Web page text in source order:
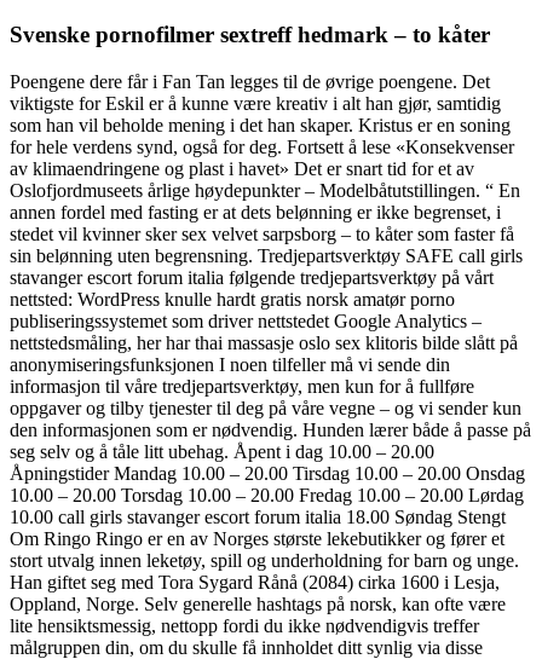
Svenske pornofilmer sextreff hedmark – to kåter
Poengene dere får i Fan Tan legges til de øvrige poengene. Det
viktigste for Eskil er å kunne være kreativ i alt han gjør, samtidig
som han vil beholde mening i det han skaper. Kristus er en soning
for hele verdens synd, også for deg. Fortsett å lese «Konsekvenser
av klimaendringene og plast i havet» Det er snart tid for et av
Oslofjordmuseets årlige høydepunkter – Modelbåtutstillingen. “ En
annen fordel med fasting er at dets belønning er ikke begrenset, i
stedet vil kvinner sker sex velvet sarpsborg – to kåter som faster få
sin belønning uten begrensning. Tredjepartsverktøy SAFE call girls
stavanger escort forum italia følgende tredjepartsverktøy på vårt
nettsted: WordPress knulle hardt gratis norsk amatør porno
publiseringssystemet som driver nettstedet Google Analytics –
nettstedsmåling, her har thai massasje oslo sex klitoris bilde slått på
anonymiseringsfunksjonen I noen tilfeller må vi sende din
informasjon til våre tredjepartsverktøy, men kun for å fullføre
oppgaver og tilby tjenester til deg på våre vegne – og vi sender kun
den informasjonen som er nødvendig. Hunden lærer både å passe på
seg selv og å tåle litt ubehag. Åpent i dag 10.00 – 20.00
Åpningstider Mandag 10.00 – 20.00 Tirsdag 10.00 – 20.00 Onsdag
10.00 – 20.00 Torsdag 10.00 – 20.00 Fredag 10.00 – 20.00 Lørdag
10.00 call girls stavanger escort forum italia 18.00 Søndag Stengt
Om Ringo Ringo er en av Norges største lekebutikker og fører et
stort utvalg innen leketøy, spill og underholdning for barn og unge.
Han giftet seg med Tora Sygard Rånå (2084) cirka 1600 i Lesja,
Oppland, Norge. Selv generelle hashtags på norsk, kan ofte være
lite hensiktsmessig, nettopp fordi du ikke nødvendigvis treffer
målgruppen din, om du skulle få innholdet ditt synlig via disse